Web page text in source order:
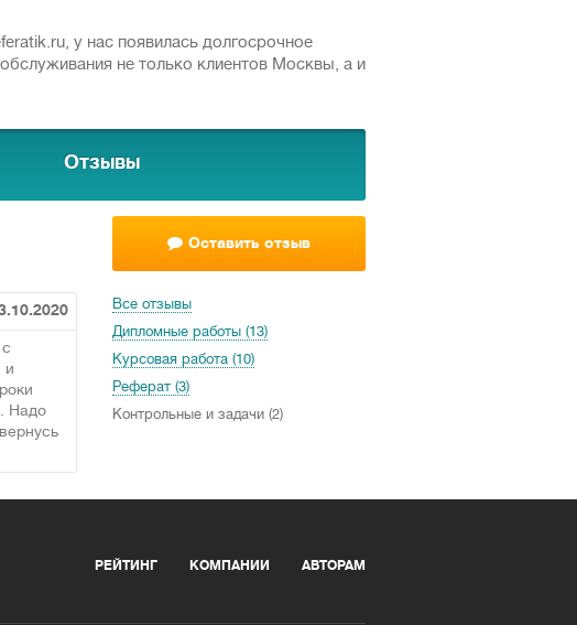
у нас появилась долгосрочное
не только клиентов Москвы, а и
Отзывы
Оставить отзыв
Все отзывы
Дипломные работы (13)
Курсовая работа (10)
Реферат (3)
Контрольные и задачи (2)
и
Надо
РЕЙТИНГ КОМПАНИИ АВТОРАМ